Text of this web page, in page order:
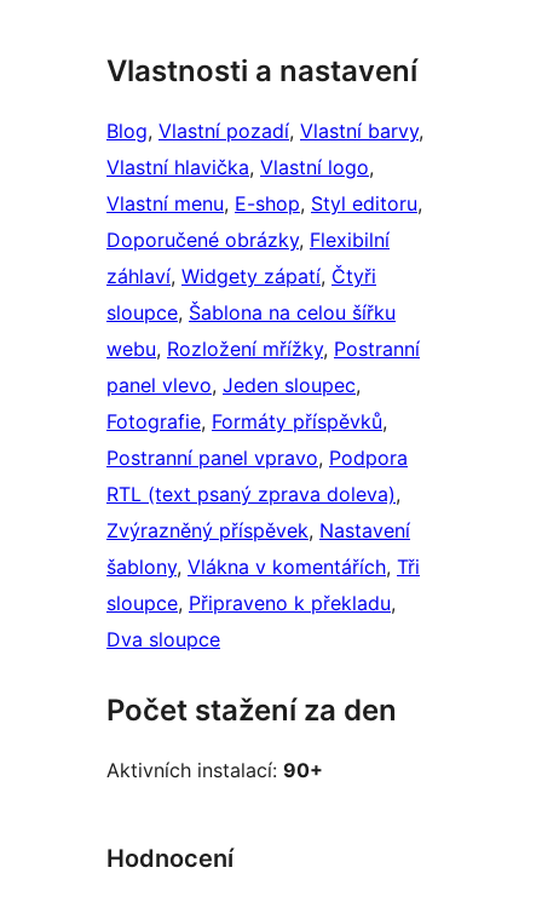
Vlastnosti a nastavení
Blog, Vlastní pozadí, Vlastní barvy
Vlastní hlavička, Vlastní logo
Vlastní menu, E-shop, Styl editoru
Doporučené obrázky, Flexibilní
záhlaví, Widgety zápatí, Čtyři
sloupce, Šablona na celou šířku
webu, Rozložení mřížky, Postranní
panel vlevo, Jeden sloupec
Fotografie, Formáty příspěvků
Postranní panel vpravo, Podpora
RTL (text psaný zprava doleva)
Zvýrazněný příspěvek, Nastavení
šablony, Vlákna v komentářích, Tři
sloupce, Připraveno k překladu
Dva sloupce
Počet stažení za den
Aktivních instalací: 90+
Hodnocení